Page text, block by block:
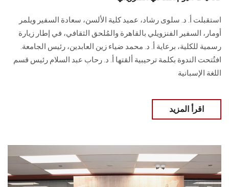
الزائـرون
سجل الان
استقبلت أ. د. سلوى رشاد، عميد كلية الألسن، سعادة السفير ويلمر
أومار، السفير الفنزويلي بالقاهرة والمُلحق الثقافي، في إطار زيارة
رسمية للكلية، برعاية أ. د. محمد ضياء زين العابدين، رئيس الجامعة.
افتُتحت الندوة بكلمة ترحيبية ألقتها أ. د. رحاب عبد السلام رئيس قسم
اللغة الإسبانية
اقرأ المزيد